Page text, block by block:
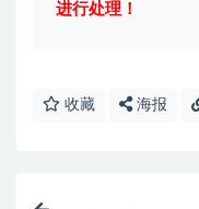
进行处理！
收藏 海报